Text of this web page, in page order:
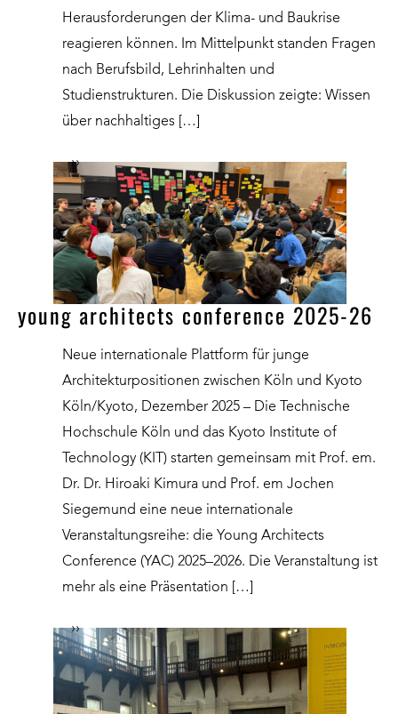
Herausforderungen der Klima- und Baukrise
reagieren können. Im Mittelpunkt standen Fragen
nach Berufsbild, Lehrinhalten und
Studienstrukturen. Die Diskussion zeigte: Wissen
über nachhaltiges […]
››
young architects conference 2025-26
Neue internationale Plattform für junge
Architekturpositionen zwischen Köln und Kyoto
Köln/Kyoto, Dezember 2025 – Die Technische
Hochschule Köln und das Kyoto Institute of
Technology (KIT) starten gemeinsam mit Prof. em.
Dr. Dr. Hiroaki Kimura und Prof. em Jochen
Siegemund eine neue internationale
Veranstaltungsreihe: die Young Architects
Conference (YAC) 2025–2026. Die Veranstaltung ist
mehr als eine Präsentation […]
››